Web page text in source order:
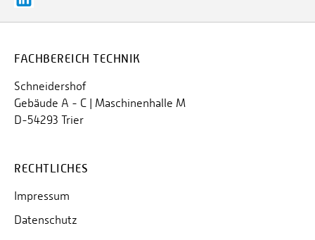
FACHBEREICH TECHNIK
Schneidershof
Gebäude A - C | Maschinenhalle M
D-54293 Trier
RECHTLICHES
Impressum
Datenschutz